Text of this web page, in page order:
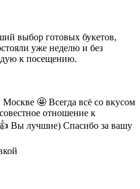
выбор готовых букетов,
уже неделю и без
к посещению.
🤩 Всегда всё со вкусом
отношение к
Вы лучшие) Спасибо за вашу